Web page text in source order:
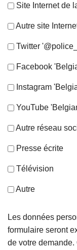
Site Internet de
Autre site
Twitter
Facebook
Instagram
YouTube
Autre réseau
Presse écrite
Télévision
Autre
Les données
formulaire seront
de votre